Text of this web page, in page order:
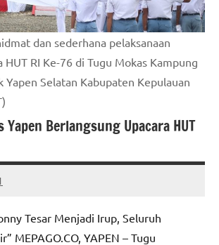
dan sederhana pelaksanaan
HUT RI Ke-76 di Tugu Mokas Kampung
Yapen Selatan Kabupaten Kepulauan
Yapen Berlangsung Upacara HUT
Tesar Menjadi Irup, Seluruh
MEPAGO.CO, YAPEN – Tugu